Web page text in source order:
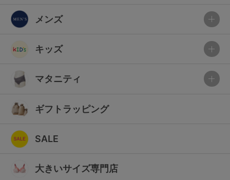
メンズ
キッズ
マタニティ
ギフトラッピング
SALE
大きいサイズ専門店